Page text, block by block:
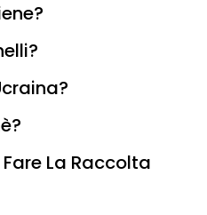
La Raccolta